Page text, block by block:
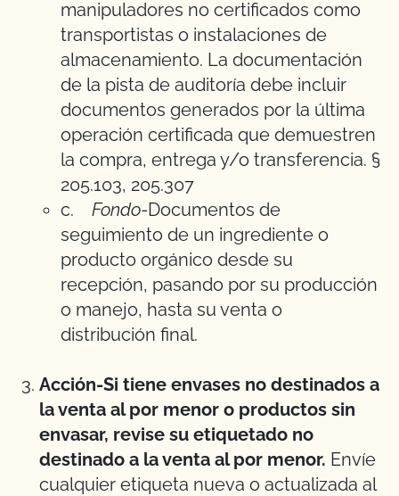
manipuladores no certificados como
transportistas o instalaciones de
almacenamiento. La documentación
de la pista de auditoría debe incluir
documentos generados por la última
operación certificada que demuestren
la compra, entrega y/o transferencia. §
205.103, 205.307
c. Fondo-Documentos de
seguimiento de un ingrediente o
producto orgánico desde su
recepción, pasando por su producción
o manejo, hasta su venta o
distribución final.
Acción-Si tiene envases no destinados a
la venta al por menor o productos sin
envasar, revise su etiquetado no
destinado a la venta al por menor. Envíe
cualquier etiqueta nueva o actualizada al